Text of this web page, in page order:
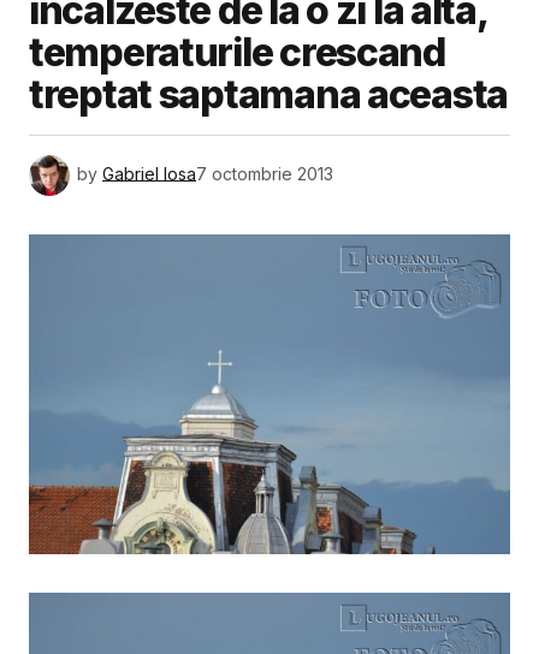
incalzeste de la o zi la alta,
temperaturile crescand
treptat saptamana aceasta
by Gabriel Iosa7 octombrie 2013